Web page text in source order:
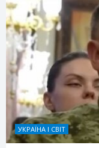
УКРАЇНА І СВІТ